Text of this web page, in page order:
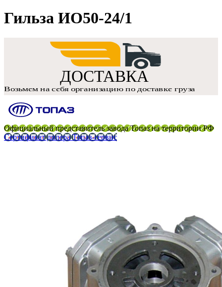
Гильза ИО50-24/1
Официальный представитель завода Топаз на территории РФ
Сертификат дилера Топаз-сервис